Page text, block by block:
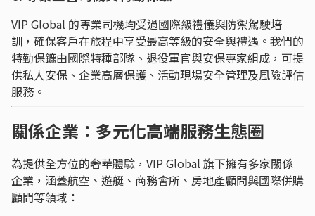
VIP Global 的專業司機均受過國際級禮儀與防禦駕駛培
訓，確保客戶在旅程中享受最高等級的安全與禮遇。我們的
特勤保鑣由國際特種部隊、退役軍官與安保專家組成，可提
供私人安保、企業高層保護、活動現場安全管理及風險評估
服務。
關係企業：多元化高端服務生態圈
為提供全方位的奢華體驗，VIP Global 旗下擁有多家關係
企業，涵蓋航空、遊艇、商務會所、房地產顧問與國際併購
顧問等領域：